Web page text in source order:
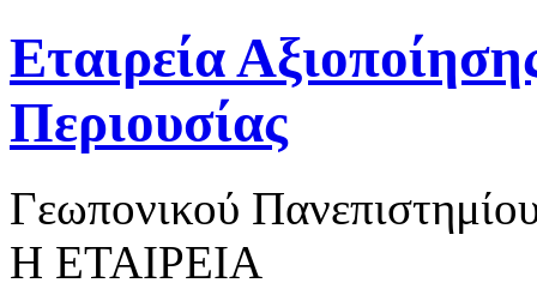
Εταιρεία
Περιουσίας
Γεωπονικού
Η ΕΤΑΙΡΕΙΑ